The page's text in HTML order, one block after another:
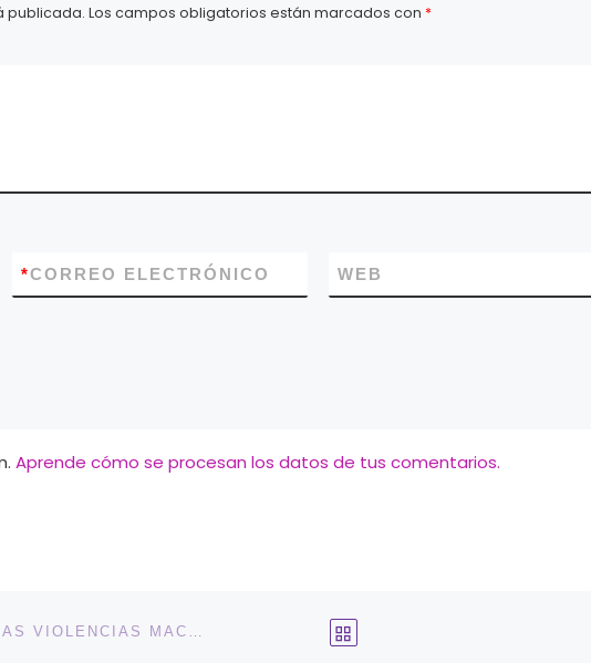
publicada. Los campos obligatorios están marcados con *
CORREO ELECTRÓNICO
* WEB
Aprende cómo se procesan los datos de tus comentarios.
ESTRATEGIA ESTATAL PARA COMBATIR LAS VIOLENCIAS MACHISTAS 2022-2025